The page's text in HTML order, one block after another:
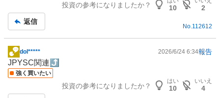
投資の参考になりましたか？ 10
2
返信
No.112612
掲
示
板
dol***** 2026/6/24 6:34報告
JPYSC関連⤴
強く買いたい
投資の参考になりましたか？
はい
10
いいえ
4